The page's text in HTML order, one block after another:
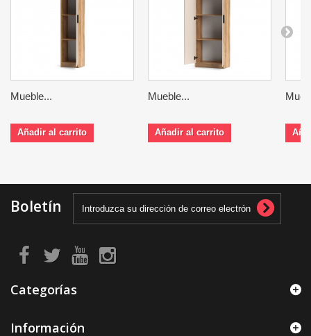
Mueble...
Añadir al carrito
Mueble...
Añadir al carrito
Boletín
Categorías
Información